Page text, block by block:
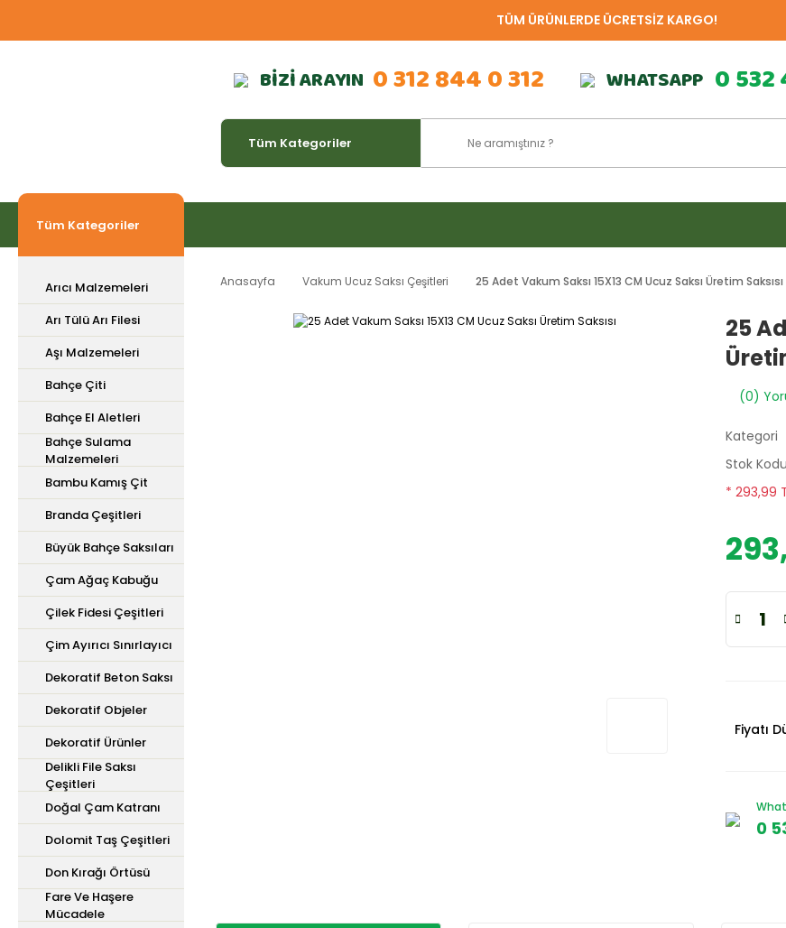
TÜM ÜRÜNLERDE ÜCRETSİZ KARGO!
BİZİ ARAYIN 0 312 844 0 312 WHATSAPP 0 532
Tüm Kategoriler
Arıcı Malzemeleri
Arı Tülü Arı Filesi
Aşı Malzemeleri
Bahçe Çiti
Bahçe El Aletleri
Bahçe Sulama
Malzemeleri
Bambu Kamış Çit
Branda Çeşitleri
Büyük Bahçe Saksıları
Çam Ağaç Kabuğu
Çilek Fidesi Çeşitleri
Çim Ayırıcı Sınırlayıcı
Dekoratif Beton Saksı
Dekoratif Objeler
Dekoratif Ürünler
Delikli File Saksı
Çeşitleri
Doğal Çam Katranı
Dolomit Taş Çeşitleri
Don Kırağı Örtüsü
Fare Ve Haşere
Mücadele
Anasayfa Vakum Ucuz Saksı Çeşitleri 25 Adet Vakum Saksı 15X13 CM Ucuz Saksı Üretim Saksısı
25
(0)
Kategori
Stok Kodu
* 293,99
Fiyatı
0